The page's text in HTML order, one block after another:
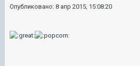
Опубликовано: 8 апр 2015, 15:08:20